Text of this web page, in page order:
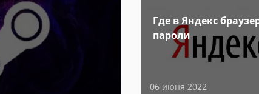
Где в Яндекс
пароли
06 июня 2022